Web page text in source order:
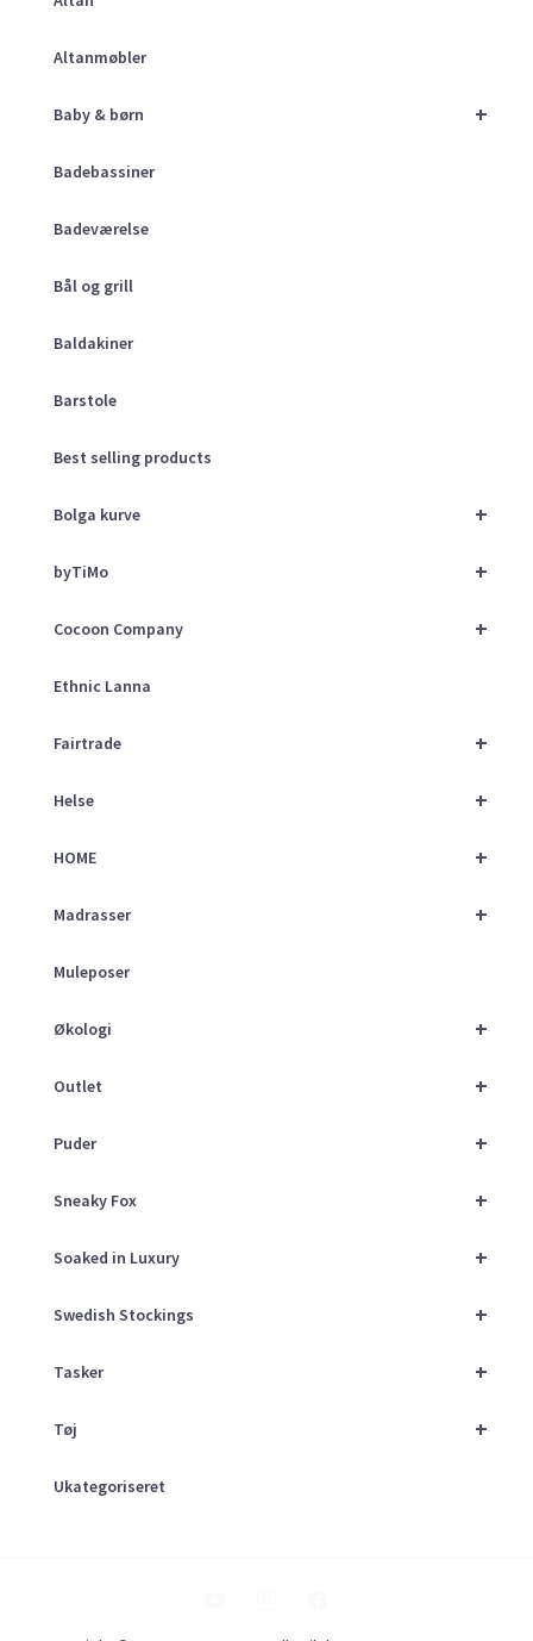
Altanmøbler
+
Baby & børn
Badebassiner
Badeværelse
Bål og grill
Baldakiner
Barstole
Best selling products
+
Bolga kurve
+
byTiMo
+
Cocoon Company
Ethnic Lanna
+
Fairtrade
+
Helse
+
HOME
+
Madrasser
Muleposer
+
Økologi
+
Outlet
+
Puder
+
Sneaky Fox
+
Soaked in Luxury
+
Swedish Stockings
+
Tasker
+
Tøj
Ukategoriseret